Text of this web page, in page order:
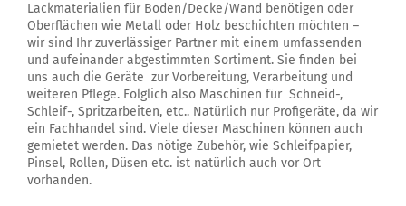
Lackmaterialien für Boden/Decke/Wand benötigen oder
Oberflächen wie Metall oder Holz beschichten möchten –
wir sind Ihr zuverlässiger Partner mit einem umfassenden
und aufeinander abgestimmten Sortiment. Sie finden bei
uns auch die Geräte zur Vorbereitung, Verarbeitung und
weiteren Pflege. Folglich also Maschinen für Schneid-,
Schleif-, Spritzarbeiten, etc.. Natürlich nur Profigeräte, da wir
ein Fachhandel sind. Viele dieser Maschinen können auch
gemietet werden. Das nötige Zubehör, wie Schleifpapier,
Pinsel, Rollen, Düsen etc. ist natürlich auch vor Ort
vorhanden.